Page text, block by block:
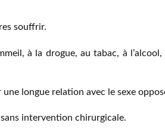
souffrir.
à la drogue, au tabac, à
longue relation avec le sexe
intervention chirurgicale.